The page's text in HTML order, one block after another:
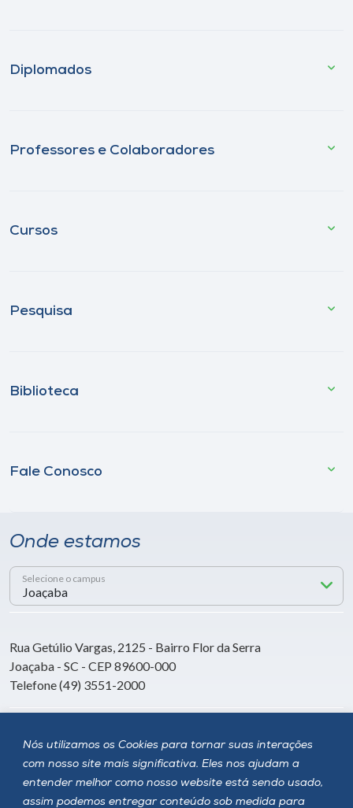
Nós utilizamos os Cookies para tornar suas interações
com nosso site mais significativa. Eles nos ajudam a
entender melhor como nosso website está sendo usado,
assim podemos entregar conteúdo sob medida para
Diplomados
Professores e Colaboradores
Cursos
Pesquisa
Biblioteca
Fale Conosco
Onde estamos
Selecione o campus
Rua Getúlio Vargas, 2125 - Bairro Flor da Serra
Joaçaba - SC - CEP 89600-000
Telefone (49) 3551-2000
Siga a Unoesc